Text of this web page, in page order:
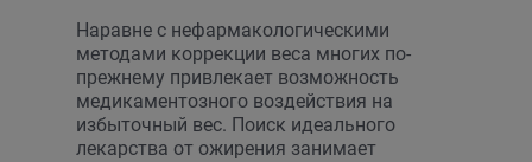
Наравне с нефармакологическими
методами коррекции веса многих по-
прежнему привлекает возможность
медикаментозного воздействия на
избыточный вес. Поиск идеального
лекарства от ожирения занимает